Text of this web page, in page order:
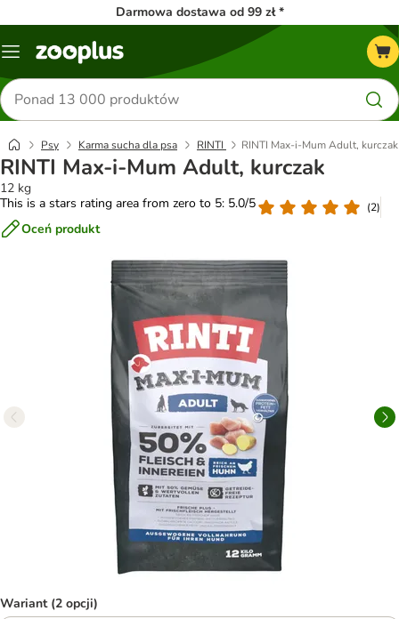
Darmowa dostawa od 99 zł *
Menu
Szukaj
produktów
Psy Karma sucha dla psa RINTI RINTI Max-i-Mum Adult, kurczak
RINTI Max-i-Mum Adult, kurczak
12 kg
This is a stars rating area from zero to 5: 5.0/5
(2)
Oceń produkt
Wariant (2 opcji)